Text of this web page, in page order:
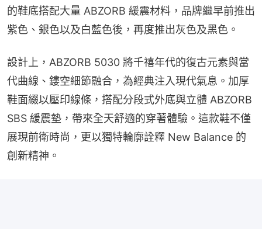
的鞋底搭配大量 ABZORB 緩震材料，品牌繼早前推出
紫色、銀色以及白藍色後，再度推出灰色及黑色。
設計上，ABZORB 5030 將千禧年代的復古元素與當
代曲線、鏤空細節融合，為經典注入現代氣息。加厚
鞋面綴以壓印線條，搭配分段式外底與立體 ABZORB
SBS 緩震墊，帶來全天舒適的穿著體驗。這款鞋不僅
展現前衛時尚，更以獨特輪廓詮釋 New Balance 的
創新精神。